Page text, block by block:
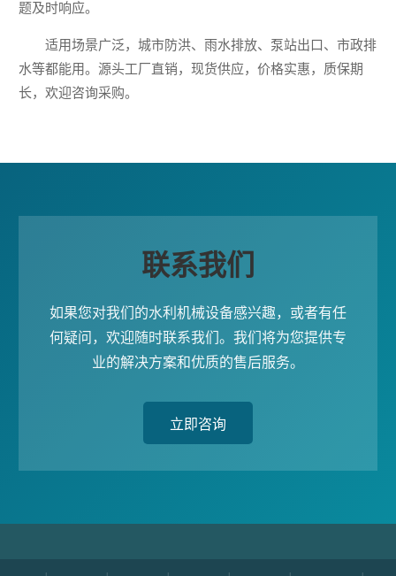
题及时响应。
适用场景广泛，城市防洪、雨水排放、泵站出口、市政排
水等都能用。源头工厂直销，现货供应，价格实惠，质保期
长，欢迎咨询采购。
联系我们
如果您对我们的水利机械设备感兴趣，或者有任
何疑问，欢迎随时联系我们。我们将为您提供专
业的解决方案和优质的售后服务。
立即咨询